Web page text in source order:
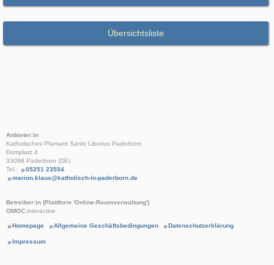
Übersichtsliste
Anbieter:in
Katholisches Pfarramt Sankt Liborius Paderborn
Domplatz 4
33098 Paderborn (DE)
Tel.:
05251 23554
marion.klaus@katholisch-in-paderborn.de
Betreiber:in (Plattform 'Online-Raumverwaltung')
OMOC.interactive
Homepage Allgemeine Geschäftsbedingungen Datenschutzerklärung
Impressum